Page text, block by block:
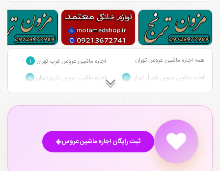
همه اجاره ماشین عروس تهران اجاره ماشین عروس غرب تهران ۱
اجاره ماشین عروس شمال تهران ۲ اجاره ماشین عروس شرق تهران ۵
اجاره ماشین عروس مرکز تهران ۱
ثبت رایگان اجاره ماشین عروس